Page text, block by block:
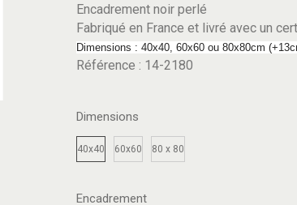
Encadrement noir perlé
Fabriqué en France et livré avec un
Dimensions : 40x40, 60x60 ou 80x80cm
Référence : 14-2180
Dimensions
40x40 60x60 80 x 80
Encadrement